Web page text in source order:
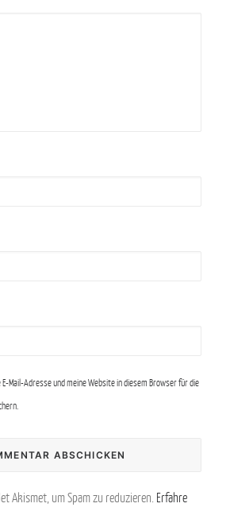
E-Mail-Adresse und meine Website in diesem Browser für die
Akismet, um Spam zu reduzieren. Erfahre